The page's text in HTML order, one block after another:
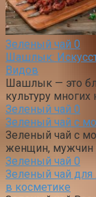
Зеленый чай 0
Шашлык:
Видов
Шашлык — это
культуру
Зеленый чай 0
Зеленый чай с
Зеленый чай с
женщин, мужчин
Зеленый чай 0
Зеленый чай для
в косметике